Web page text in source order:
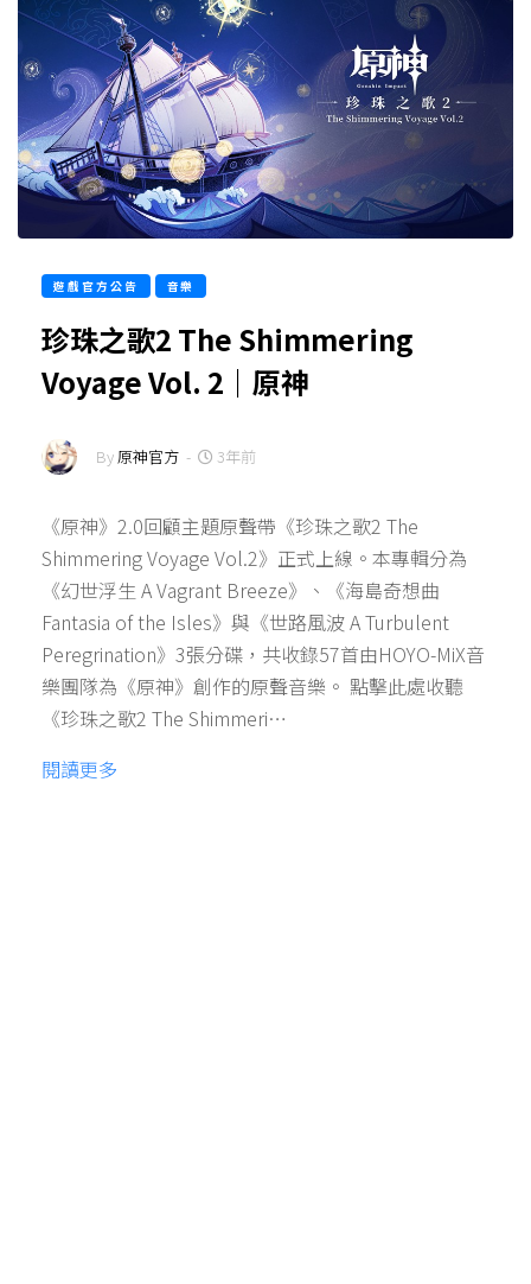
遊戲官方公告 音樂
珍珠之歌2 The Shimmering
Voyage Vol. 2｜原神
By原神官方 - 3年前
《原神》2.0回顧主題原聲帶《珍珠之歌2 The
Shimmering Voyage Vol.2》正式上線。本專輯分為
《幻世浮生 A Vagrant Breeze》、《海島奇想曲
Fantasia of the Isles》與《世路風波 A Turbulent
Peregrination》3張分碟，共收錄57首由HOYO-MiX音
樂團隊為《原神》創作的原聲音樂。 點擊此處收聽
《珍珠之歌2 The Shimmeri…
閱讀更多